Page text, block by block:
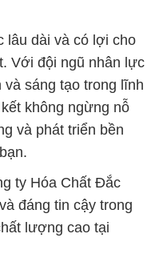
lâu dài và có lợi cho
Với đội ngũ nhân lực
và sáng tạo trong lĩnh
không ngừng nỗ
và phát triển bền
ty Hóa Chất Đắc
đáng tin cậy trong
lượng cao tại